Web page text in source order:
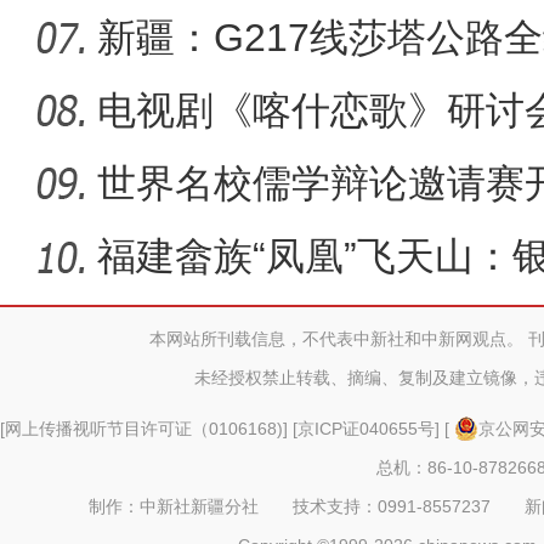
育人
新疆：G217线莎塔公路
洞施工
电视剧《喀什恋歌》研讨
世界名校儒学辩论邀请赛
福建畲族“凤凰”飞天山：
本网站所刊载信息，不代表中新社和中新网观点。
未经授权禁止转载、摘编、复制及建立镜像，
[网上传播视听节目许可证（0106168)] [京ICP证040655号] [
京公网
总机：86-10-
制作：中新社新疆分社 技术支持：0991-8557237